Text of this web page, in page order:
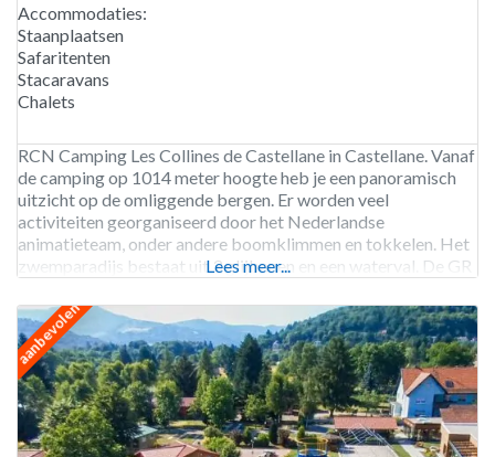
Accommodaties:
Staanplaatsen
Safaritenten
Stacaravans
Chalets
RCN Camping Les Collines de Castellane in Castellane. Vanaf
de camping op 1014 meter hoogte heb je een panoramisch
uitzicht op de omliggende bergen. Er worden veel
activiteiten georganiseerd door het Nederlandse
animatieteam, onder andere boomklimmen en tokkelen. Het
zwemparadijs bestaat uit 3 glijbanen en een waterval. De GR
camping. Camping
Lees meer...
aanbevolen